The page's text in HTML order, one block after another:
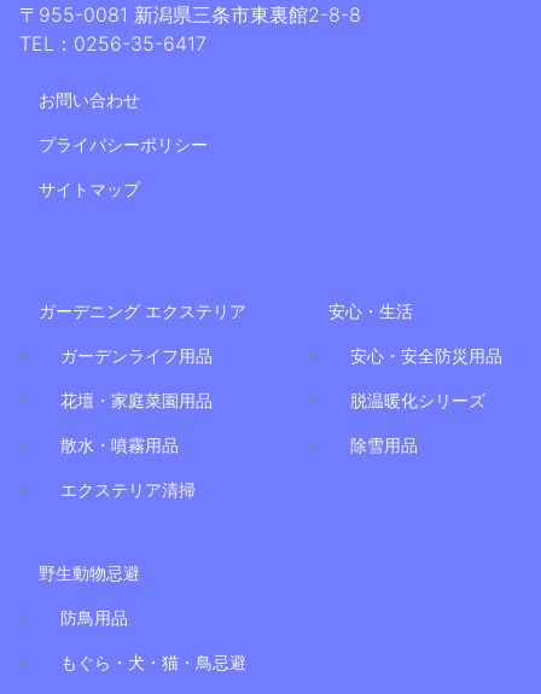
〒955-0081 新潟県三条市東裏館2-8-8
TEL：0256-35-6417
お問い合わせ
プライバシーポリシー
サイトマップ
ガーデニング エクステリア
ガーデンライフ用品
花壇・家庭菜園用品
散水・噴霧用品
エクステリア清掃
安心・生活
安心・安全防災用品
脱温暖化シリーズ
除雪用品
野生動物忌避
防鳥用品
もぐら・犬・猫・鳥忌避